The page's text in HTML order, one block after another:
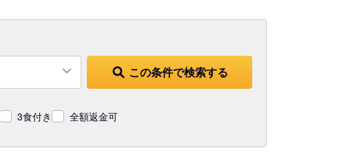
この条件で検索する
3食付き 全額返金可